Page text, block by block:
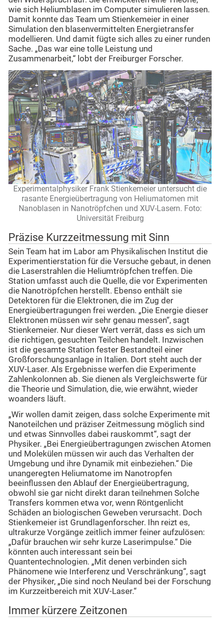
wie sich Heliumblasen im Computer simulieren lassen.
Damit konnte das Team um Stienkemeier in einer
Simulation den blasenvermittelten Energietransfer
modellieren. Und damit fügte sich alles zu einer runden
Sache. „Das war eine tolle Leistung und
Zusammenarbeit,“ lobt der Freiburger Forscher.
Experimentalphysiker Frank Stienkemeier untersucht die
rasante Energieübertragung von Heliumatomen mit
Nanoblasen in Nanotröpfchen und XUV-Lasern. Foto:
Universität Freiburg
Präzise Kurzzeitmessung mit Sinn
Sein Team hat im Labor am Physikalischen Institut die
Experimentierstation für die Versuche gebaut, in denen
die Laserstrahlen die Heliumtröpfchen treffen. Die
Station umfasst auch die Quelle, die vor Experimenten
die Nanotröpfchen herstellt. Ebenso enthält sie
Detektoren für die Elektronen, die im Zug der
Energieübertragungen frei werden. „Die Energie dieser
Elektronen müssen wir sehr genau messen“, sagt
Stienkemeier. Nur dieser Wert verrät, dass es sich um
die richtigen, gesuchten Teilchen handelt. Inzwischen
ist die gesamte Station fester Bestandteil einer
Großforschungsanlage in Italien. Dort steht auch der
XUV-Laser. Als Ergebnisse werfen die Experimente
Zahlenkolonnen ab. Sie dienen als Vergleichswerte für
die Theorie und Simulation, die, wie erwähnt, wieder
woanders läuft.
„Wir wollen damit zeigen, dass solche Experimente mit
Nanoteilchen und präziser Zeitmessung möglich sind
und etwas Sinnvolles dabei rauskommt“, sagt der
Physiker. „Bei Energieübertragungen zwischen Atomen
und Molekülen müssen wir auch das Verhalten der
Umgebung und ihre Dynamik mit einbeziehen.“ Die
unangeregten Heliumatome im Nanotropfen
beeinflussen den Ablauf der Energieübertragung,
obwohl sie gar nicht direkt daran teilnehmen Solche
Transfers kommen etwa vor, wenn Röntgenlicht
Schäden an biologischen Geweben verursacht. Doch
Stienkemeier ist Grundlagenforscher. Ihn reizt es,
ultrakurze Vorgänge zeitlich immer feiner aufzulösen:
„Dafür brauchen wir sehr kurze Laserimpulse.“ Die
könnten auch interessant sein bei
Quantentechnologien. „Mit denen verbinden sich
Phänomene wie Interferenz und Verschränkung“, sagt
der Physiker, „Die sind noch Neuland bei der Forschung
im Kurzzeitbereich mit XUV-Laser.“
Immer kürzere Zeitzonen